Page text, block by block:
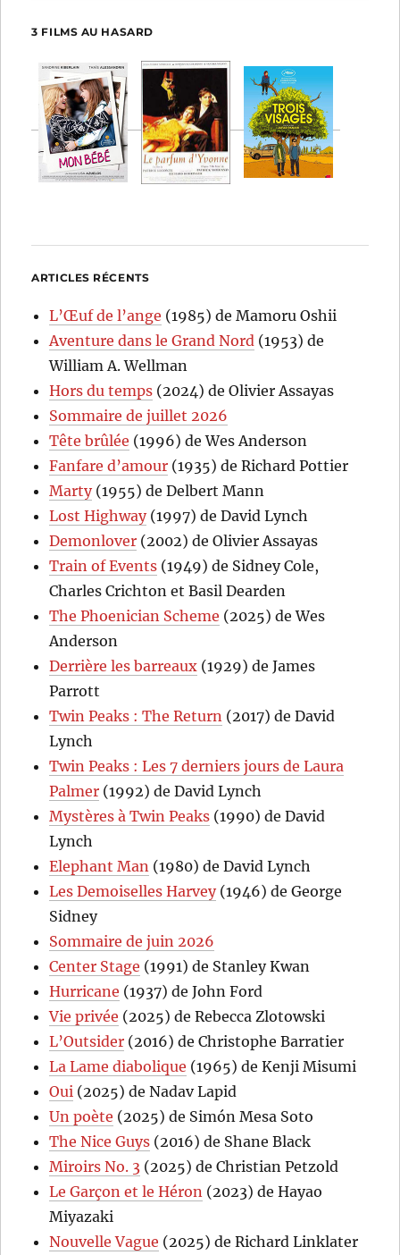
3 FILMS AU HASARD
ARTICLES RÉCENTS
L’Œuf de l’ange (1985) de Mamoru Oshii
Aventure dans le Grand Nord (1953) de
William A. Wellman
Hors du temps (2024) de Olivier Assayas
Sommaire de juillet 2026
Tête brûlée (1996) de Wes Anderson
Fanfare d’amour (1935) de Richard Pottier
Marty(1955) de Delbert Mann
Lost Highway(1997) de David Lynch
Demonlover (2002) de Olivier Assayas
Train of Events (1949) de Sidney Cole,
Charles Crichton et Basil Dearden
The Phoenician Scheme (2025) de Wes
Anderson
Derrière les barreaux (1929) de James
Parrott
Twin Peaks : The Return (2017) de David
Lynch
Twin Peaks : Les 7 derniers jours de Laura
Palmer (1992) de David Lynch
Mystères à Twin Peaks (1990) de David
Lynch
Elephant Man (1980) de David Lynch
Les Demoiselles Harvey(1946) de George
Sidney
Sommaire de juin 2026
Center Stage (1991) de Stanley Kwan
Hurricane (1937) de John Ford
Vie privée (2025) de Rebecca Zlotowski
L’Outsider (2016) de Christophe Barratier
La Lame diabolique (1965) de Kenji Misumi
Oui (2025) de Nadav Lapid
Un poète (2025) de Simón Mesa Soto
The Nice Guys (2016) de Shane Black
Miroirs No. 3 (2025) de Christian Petzold
Le Garçon et le Héron (2023) de Hayao
Miyazaki
Nouvelle Vague (2025) de Richard Linklater